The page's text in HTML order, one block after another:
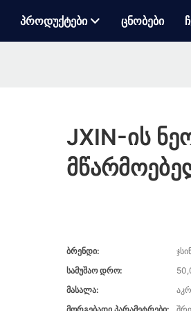
Პროდუქტები Ცნობები
JXIN-ის
Ბრენდი:
Სამუშაო Დრო:
Მასალა: